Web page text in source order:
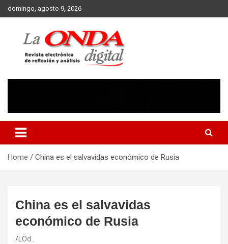
Skip
to
domingo, agosto 9, 2026
Home China es el salvavidas económico de Rusia
China es el salvavidas
económico de Rusia
LOd .